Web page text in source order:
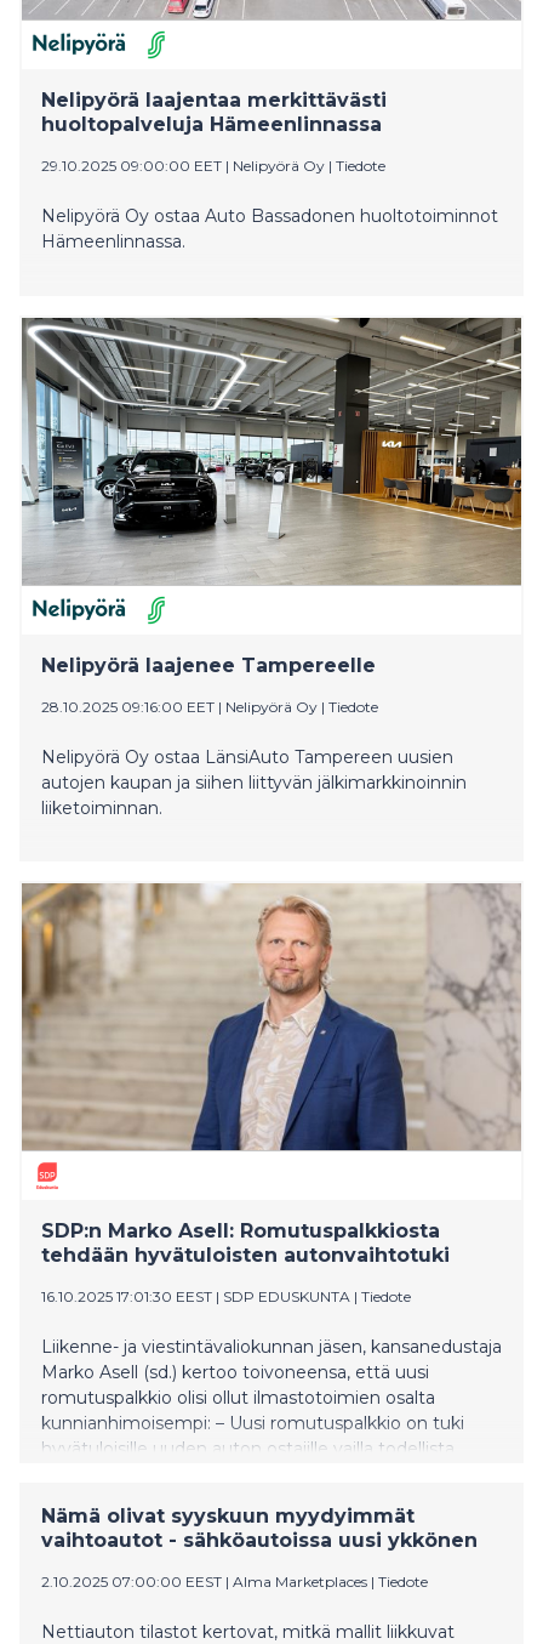
Nelipyörä laajentaa merkittävästi
huoltopalveluja Hämeenlinnassa
29.10.2025 09:00:00 EET | Nelipyörä Oy | Tiedote
Nelipyörä Oy ostaa Auto Bassadonen huoltotoiminnot
Hämeenlinnassa.
Nelipyörä laajenee Tampereelle
28.10.2025 09:16:00 EET | Nelipyörä Oy | Tiedote
Nelipyörä Oy ostaa LänsiAuto Tampereen uusien
autojen kaupan ja siihen liittyvän jälkimarkkinoinnin
liiketoiminnan.
SDP:n Marko Asell: Romutuspalkkiosta
tehdään hyvätuloisten autonvaihtotuki
16.10.2025 17:01:30 EEST | SDP EDUSKUNTA | Tiedote
Liikenne- ja viestintävaliokunnan jäsen, kansanedustaja
Marko Asell (sd.) kertoo toivoneensa, että uusi
romutuspalkkio olisi ollut ilmastotoimien osalta
kunnianhimoisempi: – Uusi romutuspalkkio on tuki
hyvätuloisille uuden auton ostajille vailla todellista
Nämä olivat syyskuun myydyimmät
vaihtoautot - sähköautoissa uusi ykkönen
2.10.2025 07:00:00 EEST | Alma Marketplaces | Tiedote
Nettiauton tilastot kertovat, mitkä mallit liikkuvat